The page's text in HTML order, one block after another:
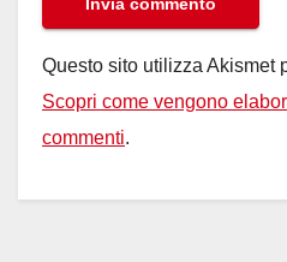
Questo sito utilizza Akismet
Scopri come vengono
commenti.